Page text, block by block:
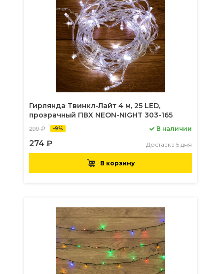
Гирлянда Твинкл-Лайт 4 м, 25 LED,
прозрачный ПВХ NEON-NIGHT 303-165
299 ₽ -9%
274 ₽
В наличии
Доставка 5 дня
В корзину